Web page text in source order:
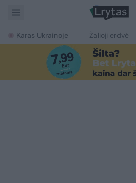
Karas Ukrainoje Žalioji erdvė